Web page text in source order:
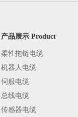
产品展示 Product
柔性拖链电缆
机器人电缆
伺服电缆
总线电缆
传感器电缆